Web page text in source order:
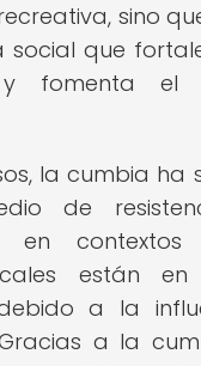
sino
social que
y fomenta el
la cumbia ha
de
en
están
a la
a la